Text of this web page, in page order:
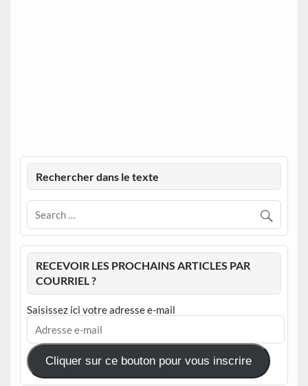
Rechercher dans le texte
RECEVOIR LES PROCHAINS ARTICLES PAR
COURRIEL ?
Saisissez ici votre adresse e-mail
Adresse
mail
Cliquer sur ce bouton pour vous inscrire